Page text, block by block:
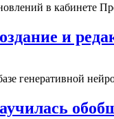
в
и
генеративной